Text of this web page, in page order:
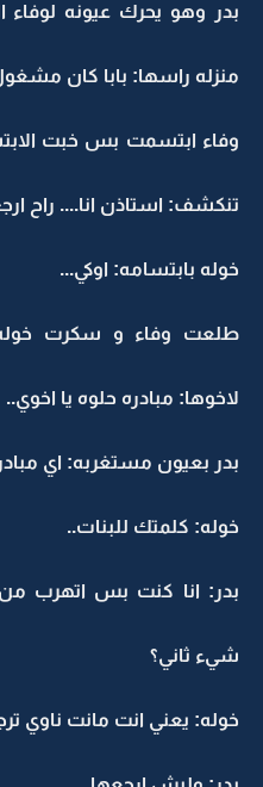
بدر وهو يحرك عيونه
منزله راسها: بابا كان
وفاء ابتسمت بس خبت
تنكشف: استاذن انا.... راح
خوله بابتسامه: اوكي...
طلعت وفاء و سكرت
لاخوها: مبادره حلوه يا اخوي..
بدر بعيون مستغربه: اي
خوله: كلمتك للبنات..
بدر: انا كنت بس اتهرب
شيء ثاني؟
خوله: يعني انت مانت ناوي